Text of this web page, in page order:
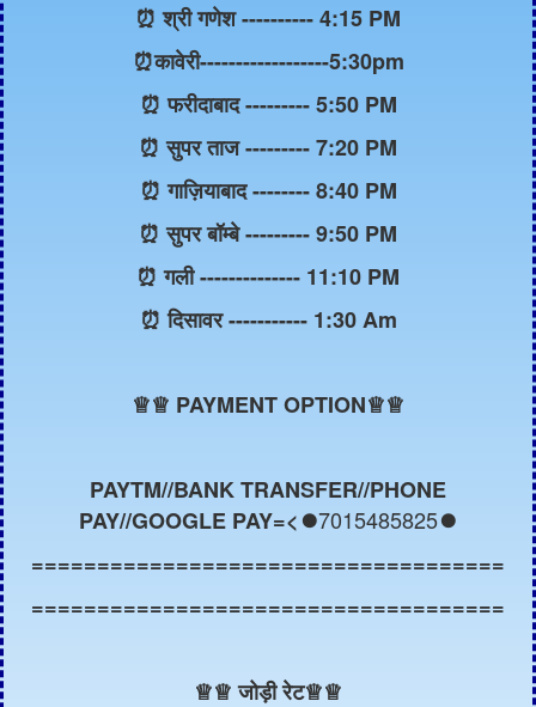
⏰ श्री गणेश ---------- 4:15 PM
⏰कावेरी------------------5:30pm
⏰ फरीदाबाद --------- 5:50 PM
⏰ सुपर ताज --------- 7:20 PM
⏰ गाज़ियाबाद -------- 8:40 PM
⏰ सुपर बॉम्बे --------- 9:50 PM
⏰ गली -------------- 11:10 PM
⏰ दिसावर ----------- 1:30 Am
♕♕ PAYMENT OPTION♕♕
PAYTM//BANK TRANSFER//PHONE
PAY//GOOGLE PAY=<⏺️7015485825⏺️
====================================
====================================
♕♕ जोड़ी रेट♕♕